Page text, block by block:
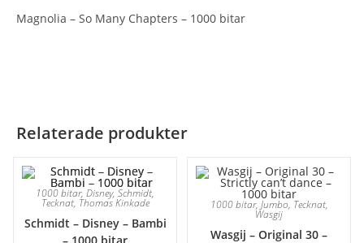
Magnolia – So Many Chapters – 1000 bitar
Relaterade produkter
1000 bitar, Disney, Schmidt,
Tecknat, Thomas Kinkade
Schmidt – Disney – Bambi
1000 bitar, Jumbo, Tecknat,
Wasgij
Wasgij – Original 30 –